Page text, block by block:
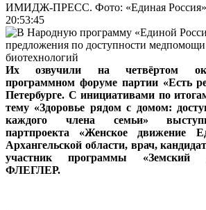
ИМИДЖ-ПРЕСС. Фото: «Единая Россия»
20:53:45
Их озвучили на четвёртом
программном форуме партии «Есть
Петербурге. С инициативами по
тему «Здоровье рядом с домом:
каждого члена семьи»
партпроекта «Женское движение
Архангельской области, врач,
участник программы «Земский
ФЛЕГЛЕР.